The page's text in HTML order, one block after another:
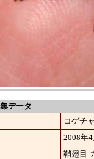
データ
コゲチ
2008年
鞘翅目